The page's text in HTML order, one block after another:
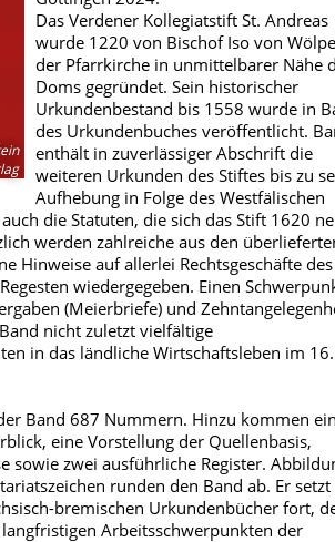
Das Verdener Kollegiatstift St. Andreas
wurde 1220 von Bischof Iso von
der Pfarrkirche in unmittelbarer Nähe
Doms gegründet. Sein historischer
Urkundenbestand bis 1558 wurde in
des Urkundenbuches veröffentlicht.
enthält in zuverlässiger Abschrift die
weiteren Urkunden des Stiftes bis zu
Aufhebung in Folge des Westfälischen
die Statuten, die sich das Stift 1620
werden zahlreiche aus den
Hinweise auf allerlei Rechtsgeschäfte des
wiedergegeben. Einen
(Meierbriefe) und
nicht zuletzt vielfältige
in das ländliche Wirtschaftsleben im
Band 687 Nummern. Hinzu kommen
eine Vorstellung der Quellenbasis,
sowie zwei ausführliche Register.
runden den Band ab. Er
bremischen Urkundenbücher fort,
Arbeitsschwerpunkten der